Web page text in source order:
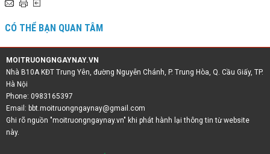
CÓ THỂ BẠN QUAN TÂM
MOITRUONGNGAYNAY.VN
Nhà B10A KĐT Trung Yên, đường Nguyễn Chánh, P. Trung Hòa, Q. Cầu Giấy, TP.
Hà Nội
Phone: 0983165397
Email: bbt.moitruongngaynay@gmail.com
Ghi rõ nguồn "moitruongngaynay.vn" khi phát hành lại thông tin từ website
này.